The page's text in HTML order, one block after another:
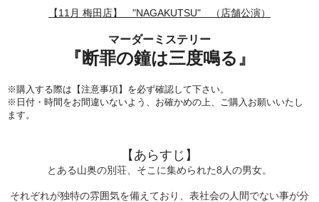
【11月 梅田店】 "NAGAKUTSU" （店舗公演）
マーダーミステリー
『断罪の鐘は三度鳴る』
※購入する際は【注意事項】を必ず確認して下さい。
※日付・時間をお間違いないよう、 お確かめの上、ご購入お願いいたし
ます。
【あらすじ】
とある山奥の別荘、そこに集められた8人の男女。
それぞれが独特の雰囲気を備えており、表社会の人間でない事が分